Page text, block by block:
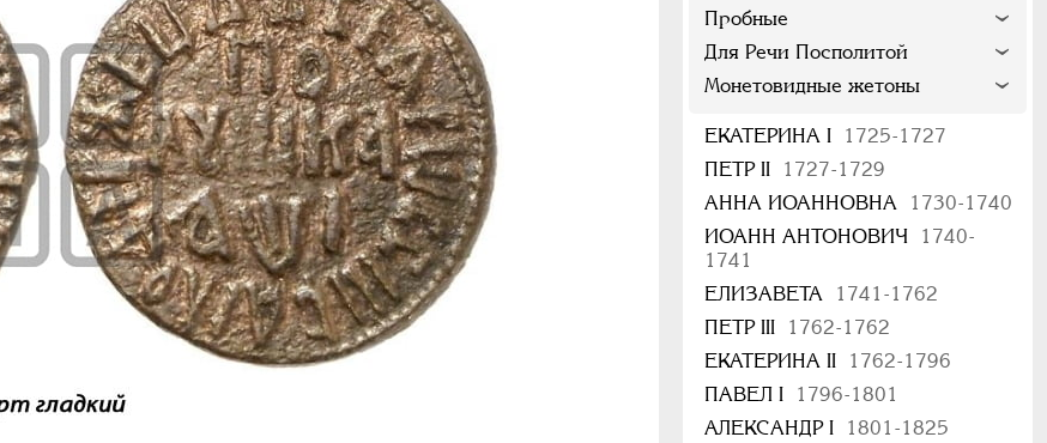
Пробные
Для Речи Посполитой
Монетовидные жетоны
ЕКАТЕРИНА I
1725-1727
ПЕТР II
1727-1729
АННА ИОАННОВНА
1730-1740
ИОАНН АНТОНОВИЧ
1740-
1741
ЕЛИЗАВЕТА
1741-1762
ПЕТР III
1762-1762
ЕКАТЕРИНА II
1762-1796
ПАВЕЛ I
1796-1801
АЛЕКСАНДР I
1801-1825